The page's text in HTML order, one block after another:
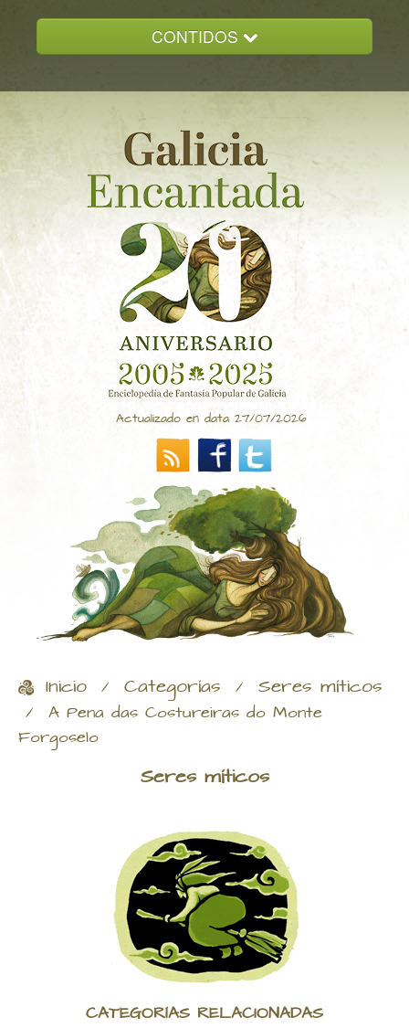
CONTIDOS
GALICIA ENCANTADA
DOCUMENTACION
NOVAS
CONTACTO
Actualizado en data 27/07/2026
Inicio / Categorías / Seres míticos
/ A Pena das Costureiras do Monte
Forgoselo
Seres míticos
CATEGORÍAS RELACIONADAS